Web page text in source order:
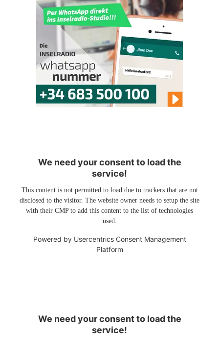
We need your consent to load the
service!
This content is not permitted to load due to trackers that are not
disclosed to the visitor. The website owner needs to setup the site
with their CMP to add this content to the list of technologies
used.
Powered by Usercentrics Consent Management
Platform
We need your consent to load the
service!